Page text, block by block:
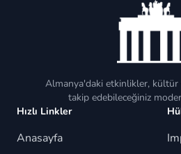
Almanya'daki etkinlikler, kültür
takip edebileceğiniz
Hızlı Linkler
Anasayfa